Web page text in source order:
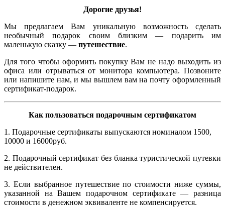
Дорогие друзья!
Мы предлагаем Вам уникальную возможность сделать
необычный подарок своим близким — подарить им
маленькую сказку — путешествие.
Для того чтобы оформить покупку Вам не надо выходить из
офиса или отрываться от монитора компьютера. Позвоните
или напишите нам, и мы вышлем вам на почту оформленный
сертификат-подарок.
Как пользоваться подарочным сертификатом
1. Подарочные сертификаты выпускаются номиналом 1500,
10000 и 16000руб.
2. Подарочный сертификат без бланка туристической путевки
не действителен.
3. Если выбранное путешествие по стоимости ниже суммы,
указанной на Вашем подарочном сертификате — разница
стоимости в денежном эквиваленте не компенсируется.